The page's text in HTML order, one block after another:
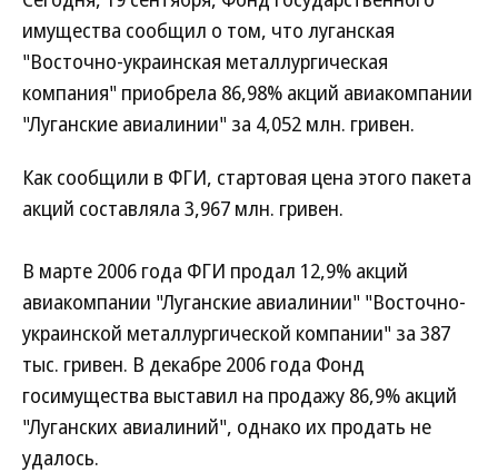
имущества сообщил о том, что луганская
"Восточно-украинская металлургическая
компания" приобрела 86,98% акций авиакомпании
"Луганские авиалинии" за 4,052 млн. гривен.
Как сообщили в ФГИ, стартовая цена этого пакета
акций составляла 3,967 млн. гривен.
В марте 2006 года ФГИ продал 12,9% акций
авиакомпании "Луганские авиалинии" "Восточно-
украинской металлургической компании" за 387
тыс. гривен. В декабре 2006 года Фонд
госимущества выставил на продажу 86,9% акций
"Луганских авиалиний", однако их продать не
удалось.